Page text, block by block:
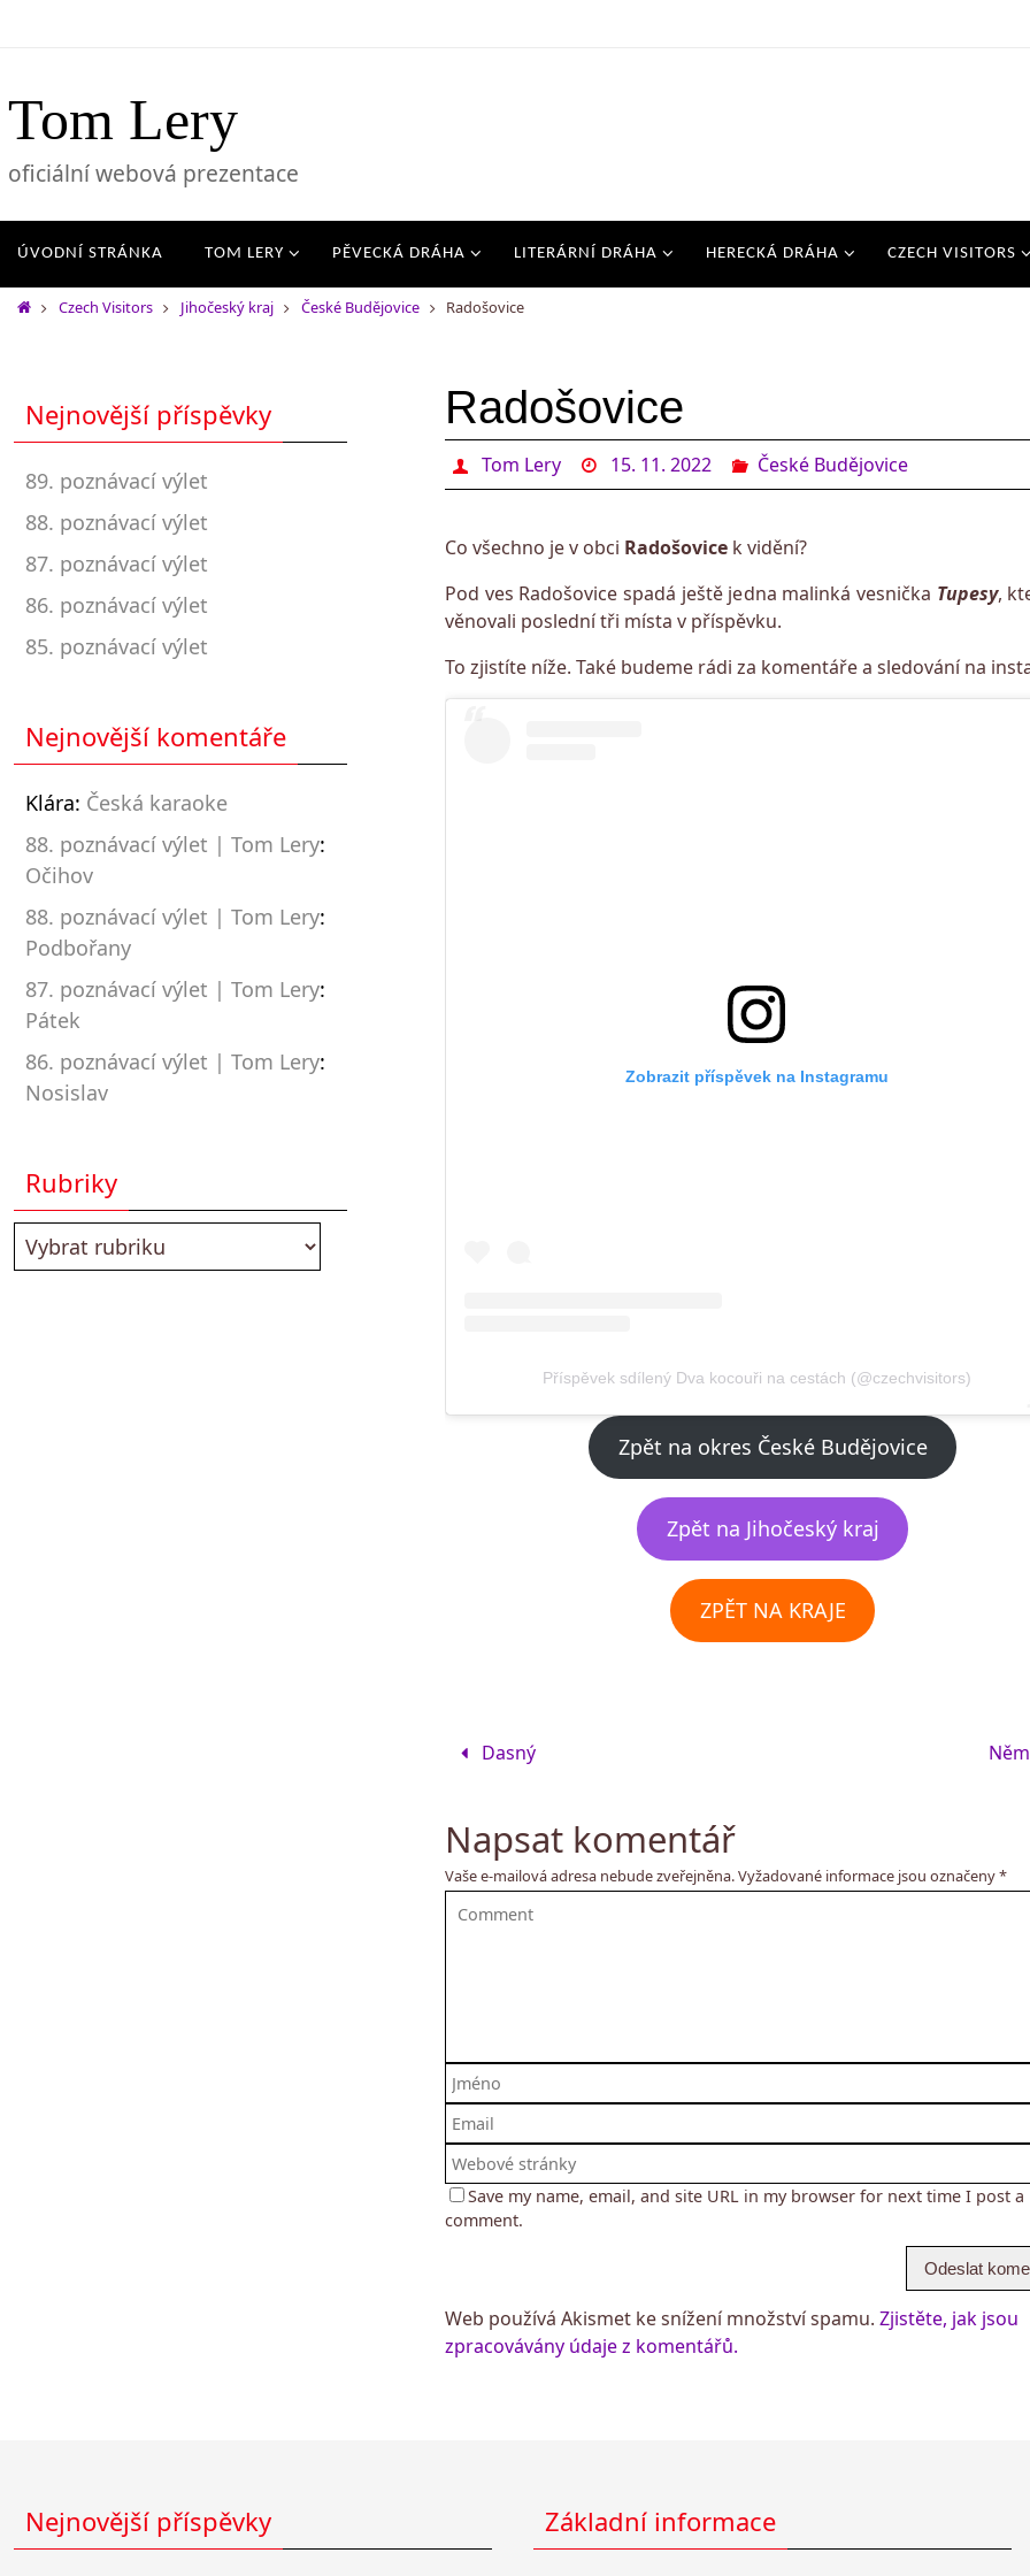
Tom Lery
oficiální webová prezentace
ÚVODNÍ STRÁNKA TOM LERY PĚVECKÁ DRÁHA LITERÁRNÍ DRÁHA HERECKÁ DRÁHA CZECH VISITORS
Czech Visitors Jihočeský kraj České Budějovice Radošovice
Radošovice
Tom Lery 15. 11. 2022 České Budějovice
Co všechno je v obci Radošovice k vidění?
Pod ves Radošovice spadá ještě jedna malinká vesnička Tupesy,
věnovali poslední tři místa v příspěvku.
To zjistíte níže. Také budeme rádi za komentáře a sledování na
Zobrazit příspěvek na Instagramu
Příspěvek sdílený Dva kocouři na cestách (@czechvisitors)
Zpět na okres České Budějovice
Zpět na Jihočeský kraj
ZPĚT NA KRAJE
Dasný
Napsat komentář
Vaše e-mailová adresa nebude zveřejněna.Vyžadované informace jsou označeny*
Save my name, email, and site URL in my browser for next time I post a
comment.
Web používá Akismet ke snížení množství spamu. Zjistěte, jak jsou
zpracovávány údaje z komentářů.
Nejnovější příspěvky
89. poznávací výlet
88. poznávací výlet
87. poznávací výlet
86. poznávací výlet
85. poznávací výlet
Nejnovější komentáře
Klára: Česká karaoke
88. poznávací výlet | Tom Lery:
Očihov
88. poznávací výlet | Tom Lery:
Podbořany
87. poznávací výlet | Tom Lery:
Pátek
86. poznávací výlet | Tom Lery:
Nosislav
Rubriky
Nejnovější příspěvky Základní informace